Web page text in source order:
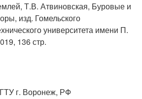
Т.В. Атвиновская, Буровые и
изд. Гомельского
университета имени П.
136 стр.
г. Воронеж, РФ